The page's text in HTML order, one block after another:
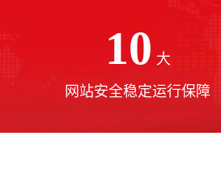
10 大
网站安全稳定运行保障